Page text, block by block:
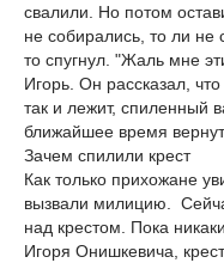
свалили. Но потом
не собирались, то ли не
то спугнул. "Жаль мне
Игорь. Он рассказал,
так и лежит, спиленный
ближайшее время
Зачем спилили крест
Как только прихожане
вызвали милицию.
над крестом. Пока
Игоря Онишкевича,